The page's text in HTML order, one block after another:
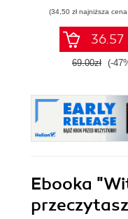
inteligencji
(34,50 zł najniższa
36.57
69.00zł (-
Ebooka